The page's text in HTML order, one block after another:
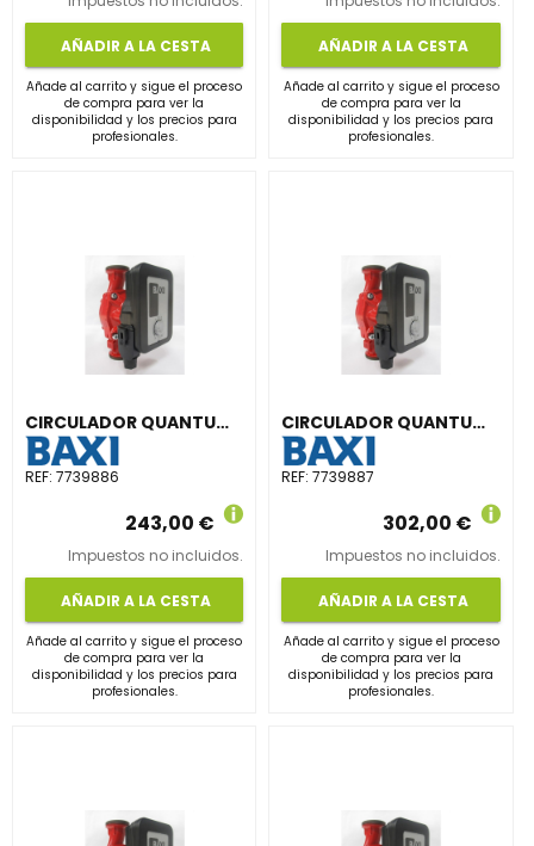
AÑADIR A LA CESTA
Añade al carrito y sigue el proceso
de compra para ver la
disponibilidad y los precios para
profesionales.
AÑADIR A LA CESTA
Añade al carrito y sigue el proceso
de compra para ver la
disponibilidad y los precios para
profesionales.
CIRCULADOR QUANTUM MAXI MYL30 1"para CALEFACCIÓN Y REFRIGERACIÓN
REF: 7739886
243,00 €
Impuestos no incluidos.
AÑADIR A LA CESTA
Añade al carrito y sigue el proceso
de compra para ver la
disponibilidad y los precios para
profesionales.
CIRCULADOR QUANTUM MAXI MYL1035 1" PARA CALEFACCIÓN Y REFRIGERACIÓN
REF:7739887
302,00 €
Impuestos no incluidos.
AÑADIR A LA CESTA
Añade al carrito y sigue el proceso
de compra para ver la
disponibilidad y los precios para
profesionales.